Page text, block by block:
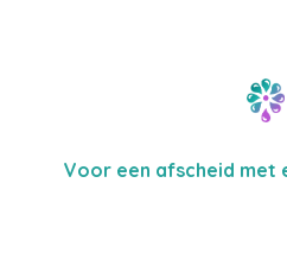
Voor een afscheid met